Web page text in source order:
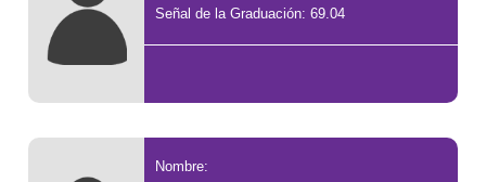
Señal de la Graduación: 69.04
Nombre: